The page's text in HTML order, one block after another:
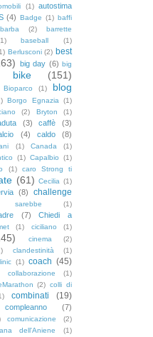
(1) autostima
(4) Badge (1) baffi
barba (2)
barrette
baseball
(1)
Berlusconi (2) best
big day (6) big
bike (151)
Bioparco (1)
blog
Borgo Egnazia (1)
(2) Bryton (1)
(3) caffè
(3)
(4) caldo (8)
(1) Canada
(1)
(1) Capalbio
(1)
(1)
caro Strong ti
(61) Cecilia (1)
(8)
challenge
sarebbe (1)
(7)
Chiedi a
(1) ciciliano (1)
cinema
(2)
clandestinità
(1)
(1) coach (45)
collaborazione
(1)
(2) colli di
combinati (19)
compleanno (7)
comunicazione
(2)
dell'Aniene
(1)